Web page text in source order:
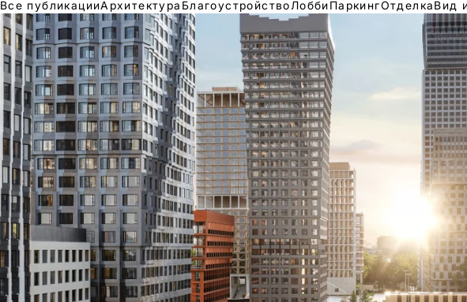
Все публикацииАрхитектура БлагоустройствоЛоббиПаркингОтделкаВид